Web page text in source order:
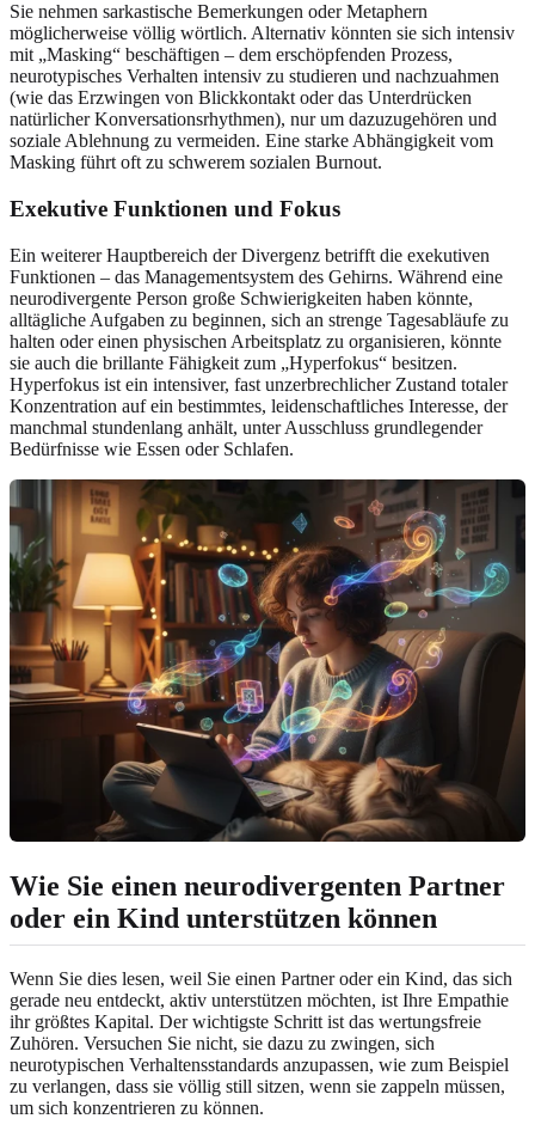
Sie nehmen sarkastische Bemerkungen oder Metaphern
möglicherweise völlig wörtlich. Alternativ könnten sie sich intensiv
mit „Masking“ beschäftigen – dem erschöpfenden Prozess,
neurotypisches Verhalten intensiv zu studieren und nachzuahmen
(wie das Erzwingen von Blickkontakt oder das Unterdrücken
natürlicher Konversationsrhythmen), nur um dazuzugehören und
soziale Ablehnung zu vermeiden. Eine starke Abhängigkeit vom
Masking führt oft zu schwerem sozialen Burnout.
Exekutive Funktionen und Fokus
Ein weiterer Hauptbereich der Divergenz betrifft die exekutiven
Funktionen – das Managementsystem des Gehirns. Während eine
neurodivergente Person große Schwierigkeiten haben könnte,
alltägliche Aufgaben zu beginnen, sich an strenge Tagesabläufe zu
halten oder einen physischen Arbeitsplatz zu organisieren, könnte
sie auch die brillante Fähigkeit zum „Hyperfokus“ besitzen.
Hyperfokus ist ein intensiver, fast unzerbrechlicher Zustand totaler
Konzentration auf ein bestimmtes, leidenschaftliches Interesse, der
manchmal stundenlang anhält, unter Ausschluss grundlegender
Bedürfnisse wie Essen oder Schlafen.
Wie Sie einen neurodivergenten Partner
oder ein Kind unterstützen können
Wenn Sie dies lesen, weil Sie einen Partner oder ein Kind, das sich
gerade neu entdeckt, aktiv unterstützen möchten, ist Ihre Empathie
ihr größtes Kapital. Der wichtigste Schritt ist das wertungsfreie
Zuhören. Versuchen Sie nicht, sie dazu zu zwingen, sich
neurotypischen Verhaltensstandards anzupassen, wie zum Beispiel
zu verlangen, dass sie völlig still sitzen, wenn sie zappeln müssen,
um sich konzentrieren zu können.